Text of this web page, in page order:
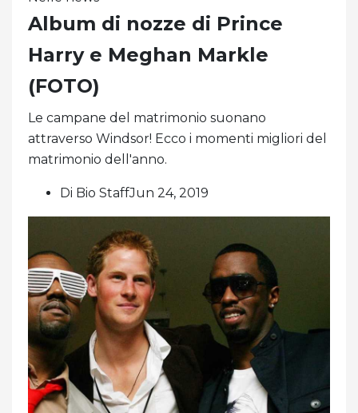
Album di nozze di Prince
Harry e Meghan Markle
(FOTO)
Le campane del matrimonio suonano
attraverso Windsor! Ecco i momenti migliori del
matrimonio dell'anno.
Di Bio StaffJun 24, 2019